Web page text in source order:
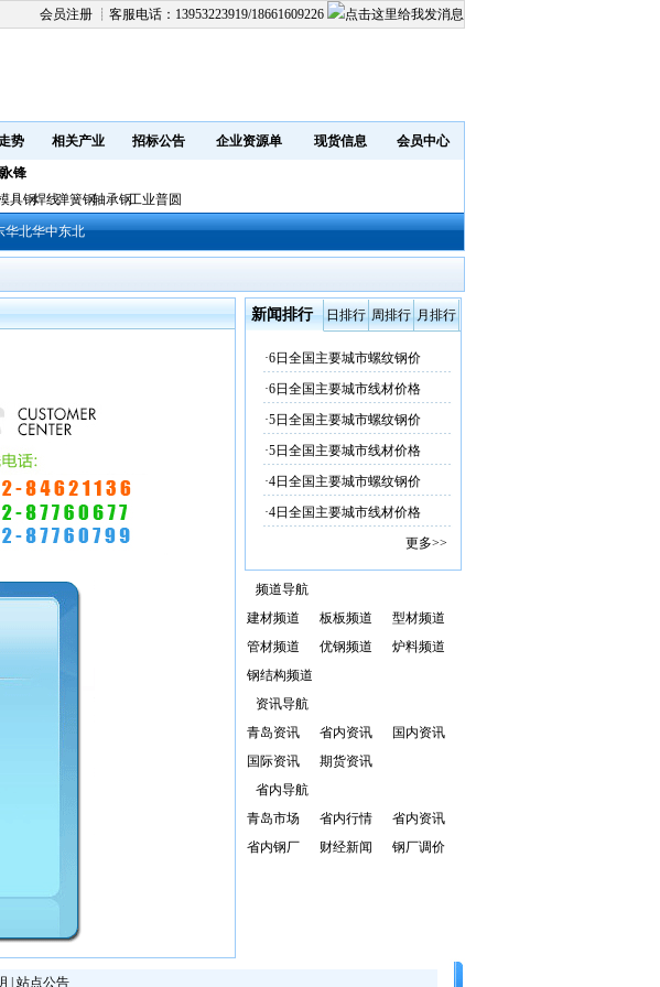
会员注册 ┊客服电话： 13953223919/18661609226
势 相关产业 招标公告 企业资源单 现货信息 会员中心
永锋
具钢焊线弹簧钢轴承钢工业普圆
华北华中东北
新闻排行 日排行 周排行 月排行
·6日全国主要城市螺纹钢价
·6日全国主要城市线材价格
·5日全国主要城市螺纹钢价
·5日全国主要城市线材价格
·4日全国主要城市螺纹钢价
·4日全国主要城市线材价格
更多>>
频道导航
建材频道
板板频道
型材频道
管材频道
优钢频道
炉料频道
钢结构频道
资讯导航
青岛资讯
省内资讯
国内资讯
国际资讯
期货资讯
省内导航
青岛市场
省内行情
省内资讯
省内钢厂
财经新闻 钢厂调价
站点公告